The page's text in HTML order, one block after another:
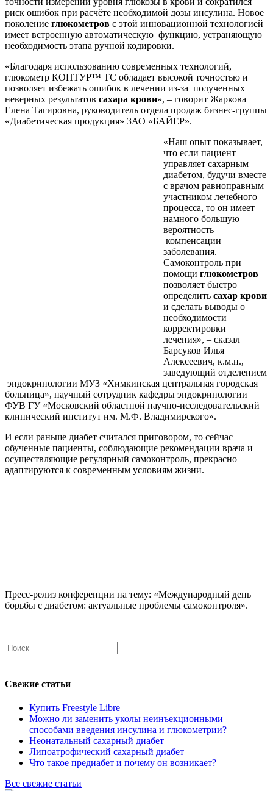
риск ошибок при расчёте необходимой дозы инсулина. Новое
поколение глюкометров с этой инновационной технологией
имеет встроенную автоматическую функцию, устраняющую
необходимость этапа ручной кодировки.
«Благодаря использованию современных технологий,
глюкометр КОНТУР™ ТС обладает высокой точностью и
позволяет избежать ошибок в лечении из-за полученных
неверных результатов сахара крови», – говорит Жаркова
Елена Тагировна, руководитель отдела продаж бизнес-группы
«Диабетическая продукция» ЗАО «БАЙЕР».
«Наш опыт показывает,
что если пациент
управляет сахарным
диабетом, будучи вместе
с врачом равноправным
участником лечебного
процесса, то он имеет
намного большую
вероятность
компенсации
заболевания.
Самоконтроль при
помощи глюкометров
позволяет быстро
определить сахар крови
и сделать выводы о
необходимости
корректировки
лечения», – сказал
Барсуков Илья
Алексеевич, к.м.н.,
заведующий отделением
эндокринологии МУЗ «Химкинская центральная городская
больница», научный сотрудник кафедры эндокринологии
ФУВ ГУ «Московский областной научно-исследовательский
клинический институт им. М.Ф. Владимирского».
И если раньше диабет считался приговором, то сейчас
обученные пациенты, соблюдающие рекомендации врача и
осуществляющие регулярный самоконтроль, прекрасно
адаптируются к современным условиям жизни.
Пресс-релиз конференции на тему: «Международный день
борьбы с диабетом: актуальные проблемы самоконтроля».
Свежие статьи
Купить Freestyle Libre
Можно ли заменить уколы неинъекционными
способами введения инсулина и глюкометрии?
Неонатальный сахарный диабет
Липоатрофический сахарный диабет
Что такое предиабет и почему он возникает?
Все свежие статьи